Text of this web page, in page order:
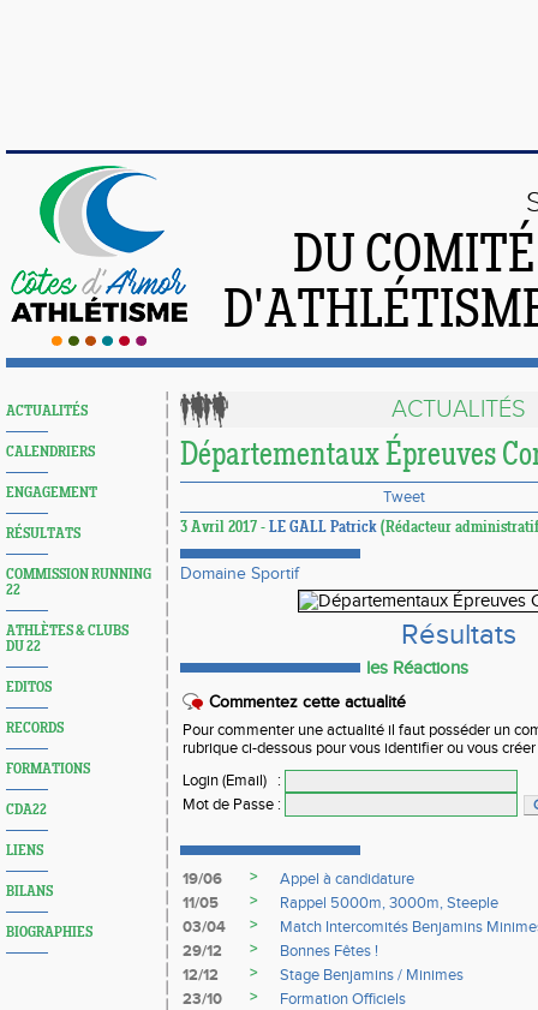
DU
ACTUALITÉS
CALENDRIERS
ENGAGEMENT
RÉSULTATS
COMMISSION RUNNING
22
ATHLÈTES & CLUBS
DU 22
EDITOS
RECORDS
FORMATIONS
CDA22
LIENS
BILANS
BIOGRAPHIES
ACTUALITÉS
Départementaux Épreuves
Tweet
3 Avril 2017 - LE GALL Patrick (Rédacteur
Domaine Sportif
Résultats
les Réactions
Commentez cette actualité
Pour commenter une actualité il faut posséder un
rubrique ci-dessous pour vous identifier ou vous
Login (Email)
:
Mot de Passe :
19/06 >
Appel à candidature
11/05
>
Rappel 5000m, 3000m, Steeple
03/04
>
Match Intercomités Benjamins
29/12
>
Bonnes Fêtes !
12/12
>
Stage Benjamins / Minimes
23/10
>
Formation Officiels